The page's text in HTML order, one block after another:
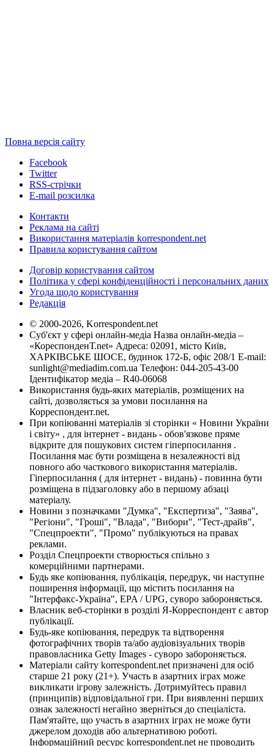
Повна версія сайту
Facebook
Twitter
RSS-стрічки
E-mail розсилка
Контакти
Реклама на сайті
Використання матеріалів korrespondent.net
Правила користування сайтом
Договір користування сайтом
Політика у сфері конфіденційності і персональних даних
Угода щодо користування
Редакція
© 2000-2026, Korrespondent.net
Суб'єкт у сфері онлайн-медіа Назва онлайн-медіа –
«КореспонденТ.net» Адреса: 02091, місто Київ,
ХАРКІВСЬКЕ ШОСЕ, будинок 172-Б, офіс 208/1 E-mail:
sunlight@mediadim.com.ua Телефон: 044-205-43-00
Ідентифікатор медіа – R40-06068
Використання будь-яких матеріалів, розміщених на
сайті, дозволяється за умови посилання на
Корреспондент.net.
При копіюванні матеріалів зі сторінки « Новини України
і світу» , для інтернет - видань - обов'язкове пряме
відкрите для пошукових систем гіперпосилання .
Посилання має бути розміщена в незалежності від
повного або часткового використання матеріалів.
Гіперпосилання ( для інтернет - видань) - повинна бути
розміщена в підзаголовку або в першому абзаці
матеріалу.
Новини з позначками "Думка", "Експертиза", "Заява",
"Регіони", "Гроші", "Влада", "Вибори", "Тест-драйв",
"Спецпроекти", "Промо" публікуються на правах
реклами.
Розділ Спецпроекти створюється спільно з
комерційними партнерами.
Будь яке копіювання, публікація, передрук, чи наступне
поширення інформації, що містить посилання на
"Інтерфакс-Україна", EPA / UPG, суворо забороняється.
Власник веб-сторінки в розділі Я-Корреспондент є автор
публікації.
Будь-яке копіювання, передрук та відтворення
фотографічних творів та/або аудіовізуальних творів
правовласника Getty Images - суворо забороняється.
Матеріали сайту korrespondent.net призначені для осіб
старше 21 року (21+). Участь в азартних іграх може
викликати ігрову залежність. Дотримуйтесь правил
(принципів) відповідальної гри. При виявленні перших
ознак залежності негайно зверніться до спеціаліста.
Пам'ятайте, що участь в азартних іграх не може бути
джерелом доходів або альтернативою роботі.
Інформаційний ресурс korrespondent.net не проводить